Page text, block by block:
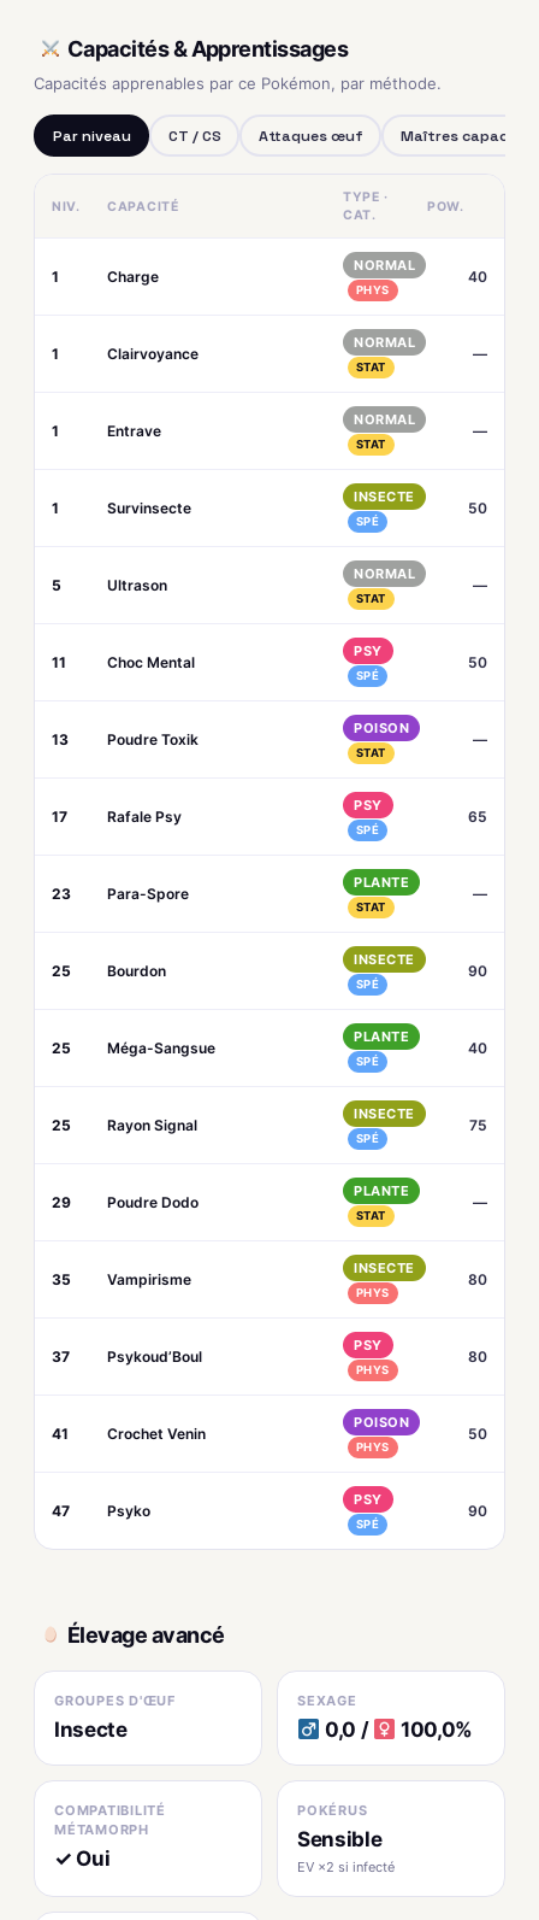
Capacités & Apprentissages
Capacités apprenables par ce Pokémon, par méthode.
Par niveau CT / CS Attaques œuf Maîtres capacités
NIV. CAPACITÉ
TYPE ·
CAT.
POW.
1 Charge
NORMAL
PHYS
40
1 Clairvoyance
NORMAL
STAT
—
1 Entrave
NORMAL
STAT
—
1 Survinsecte
INSECTE
SPÉ
50
5 Ultrason
NORMAL
STAT
—
11 Choc Mental
PSY
SPÉ
50
13 Poudre Toxik
POISON
STAT
—
17 Rafale Psy
PSY
SPÉ
65
23 Para-Spore
PLANTE
STAT
—
25 Bourdon
INSECTE
SPÉ
90
25 Méga-Sangsue
PLANTE
SPÉ
40
25 Rayon Signal
INSECTE
SPÉ
75
29 Poudre Dodo
PLANTE
STAT
—
35 Vampirisme
INSECTE
PHYS
80
37 Psykoud’Boul
PSY
PHYS
80
41 Crochet Venin
POISON
PHYS
50
47 Psyko
PSY
SPÉ
90
Élevage avancé
GROUPES D'ŒUF
Insecte
SEXAGE
0,0 / 100,0%
COMPATIBILITÉ
MÉTAMORPH
✓ Oui
POKÉRUS
Sensible
EV ×2 si infecté